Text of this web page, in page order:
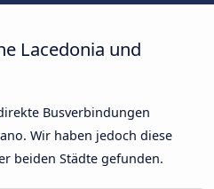
Lacedonia und
Busverbindungen
Wir haben jedoch diese
beiden Städte gefunden.